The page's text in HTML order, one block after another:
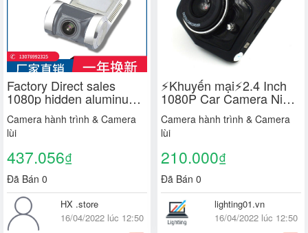
Factory Direct sales
1080p hidden aluminum
alloy USB matte HD night
vision Android screen
driving recorder DVR
Camera hành trình & Camera
lùi
437.056₫
Đã Bán 0
HX .store
16/04/2022 lúc 12:50
⚡Khuyến mại⚡2.4 Inch
1080P Car Camera Night
Vision Driving Recorder
Car Wide Angle
Dashcam Motion
Detection Car
Accessories
Camera hành trình & Camera
lùi
210.000₫
Đã Bán 0
lighting01.vn
16/04/2022 lúc 12:50